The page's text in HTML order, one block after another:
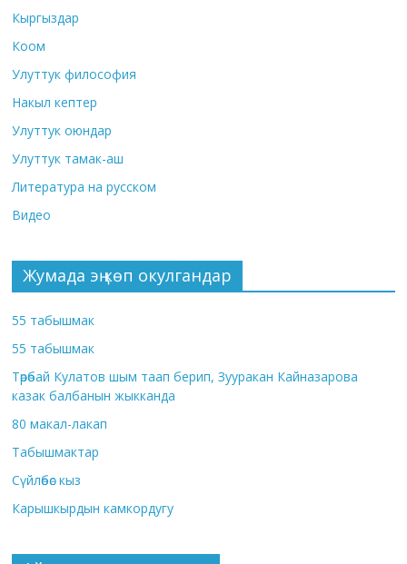
Кыргыздар
Коом
Улуттук философия
Накыл кептер
Улуттук оюндар
Улуттук тамак-аш
Литература на русском
Видео
Жумада эң көп окулгандар
55 табышмак
55 табышмак
Төрөбай Кулатов шым таап берип, Зууракан Кайназарова
казак балбанын жыкканда
80 макал-лакап
Табышмактар
Сүйлөбөс кыз
Карышкырдын камкордугу